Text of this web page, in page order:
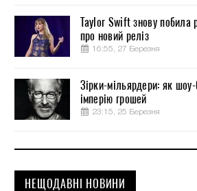
Taylor Swift знову побила
про новий реліз
16:55, 27 Березня
Зірки-мільярдери: як
імперію грошей
23:15, 25 Березня
НЕЩОДАВНІ НОВИНИ